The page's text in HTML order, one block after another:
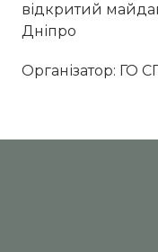
відкритий
Дніпро
Організатор: ГО